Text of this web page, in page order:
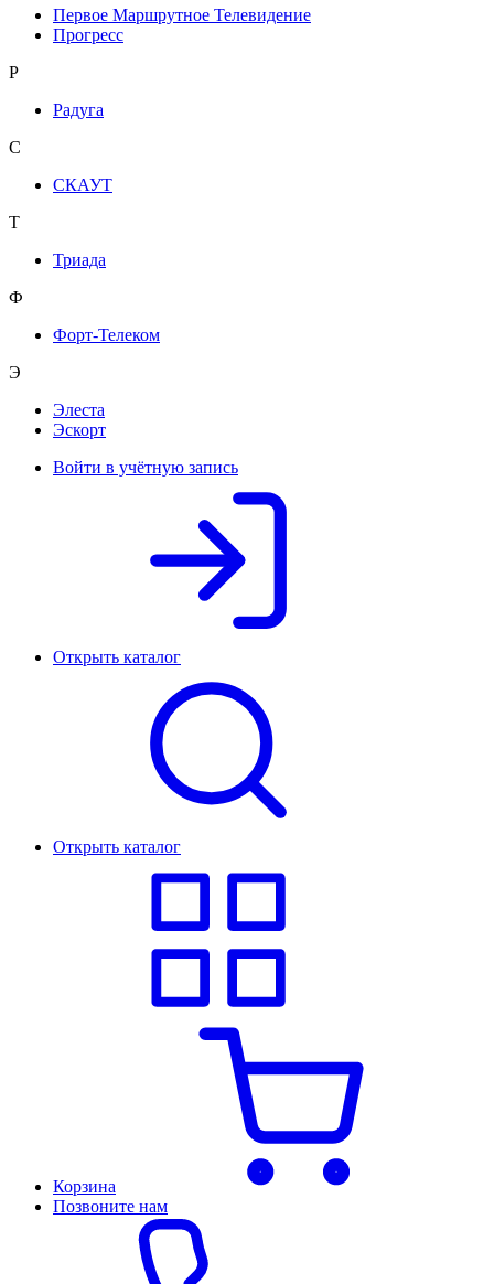
Первое Маршрутное Телевидение
Прогресс
Р
Радуга
С
СКАУТ
Т
Триада
Ф
Форт-Телеком
Э
Элеста
Эскорт
Войти в учётную запись
Открыть каталог
Открыть каталог
Корзина
Позвоните нам